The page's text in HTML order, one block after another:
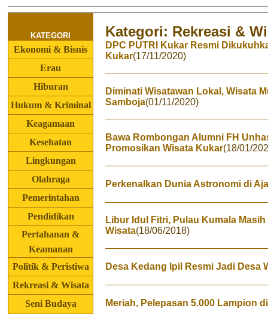
KATEGORI Kategori: Rekreasi &
Ekonomi & Bisnis
Erau
Hiburan
Hukum & Kriminal
Keagamaan
Kesehatan
Lingkungan
Olahraga
Pemerintahan
Pendidikan
Pertahanan &
Keamanan
Politik & Peristiwa
Rekreasi & Wisata
Seni Budaya
DPC PUTRI Kukar Resmi
Kukar(17/11/2020)
Diminati Wisatawan Lokal, Wisata
Samboja(01/11/2020)
Bawa Rombongan Alumni FH
Promosikan Wisata Kukar(18/01/
Perkenalkan Dunia Astronomi di
Libur Idul Fitri, Pulau Kumala
Wisata(18/06/2018)
Desa Kedang Ipil Resmi Jadi Desa
Meriah, Pelepasan 5.000 Lampion